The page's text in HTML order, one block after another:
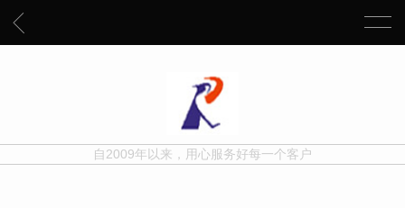
自2009年以来，用心服务好每一个客户